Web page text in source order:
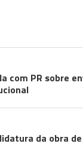
com PR sobre
da obra